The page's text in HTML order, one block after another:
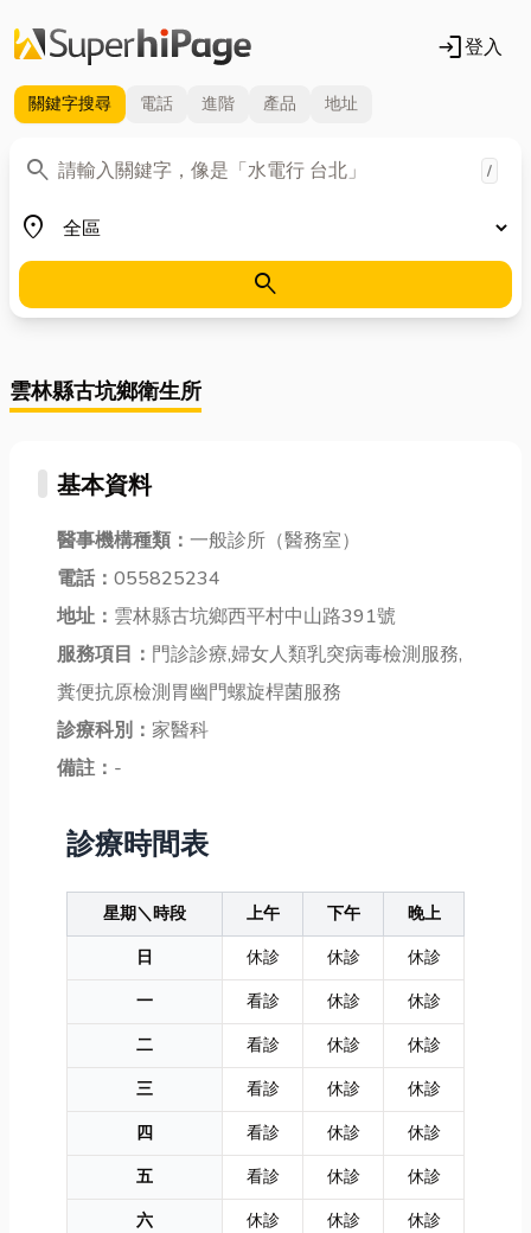
login登入
關鍵字搜尋 電話 進階 產品 地址
search
關鍵字 /
place
地區
search
雲林縣古坑鄉衛生所
基本資料
醫事機構種類： 一般診所（醫務室）
電話： 055825234
地址： 雲林縣古坑鄉西平村中山路391號
服務項目： 門診診療,婦女人類乳突病毒檢測服務,
糞便抗原檢測胃幽門螺旋桿菌服務
診療科別： 家醫科
備註： -
診療時間表
星期＼時段 上午 下午
晚上
日
休診 休診
休診
一
看診 休診
休診
二
看診 休診
休診
三
看診 休診
休診
四
看診 休診
休診
五
看診 休診
休診
六
休診 休診 休診